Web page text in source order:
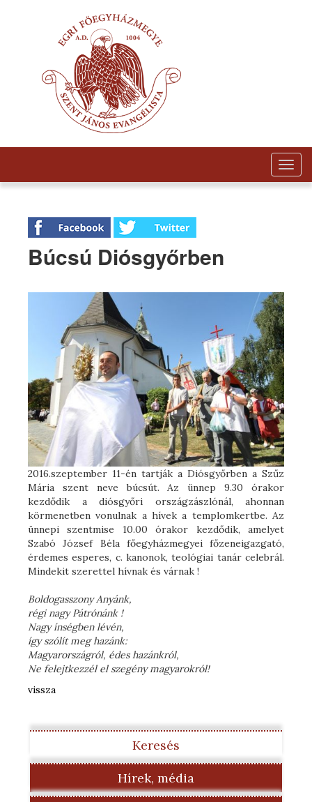
Búcsú Diósgyőrben
2016.szeptember 11-én tartják a Diósgyőrben a Szűz
Mária szent neve búcsút. Az ünnep 9.30 órakor
kezdődik a diósgyőri országzászlónál, ahonnan
körmenetben vonulnak a hívek a templomkertbe. Az
ünnepi szentmise 10.00 órakor kezdődik, amelyet
Szabó József Béla főegyházmegyei főzeneigazgató,
érdemes esperes, c. kanonok, teológiai tanár celebrál.
Mindekit szerettel hívnak és várnak !
Boldogasszony Anyánk,
régi nagy Pátrónánk !
Nagy ínségben lévén,
így szólít meg hazánk:
Magyarországról, édes hazánkról,
Ne felejtkezzél el szegény magyarokról!
vissza
Keresés
Hírek, média